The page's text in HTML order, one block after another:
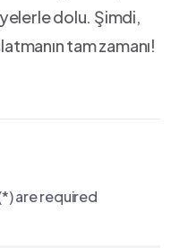
dolu.​ Şimdi,
⁢tam zamanı!
are required